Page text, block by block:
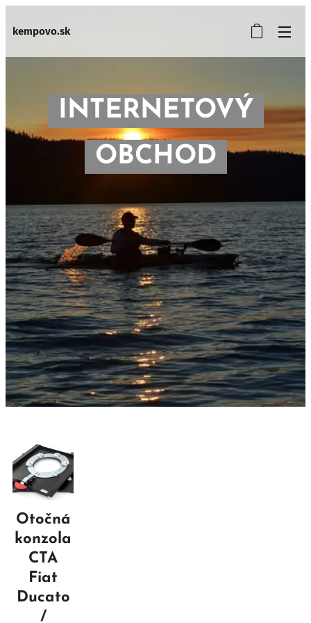
kempovo.sk
INTERNETOVÝ
OBCHOD
Otočná
konzola
CTA
Fiat
Ducato
/